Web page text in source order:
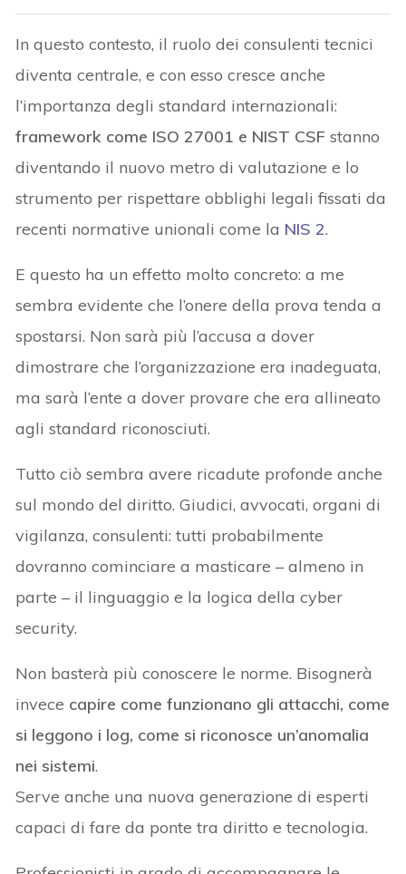
In questo contesto, il ruolo dei consulenti tecnici
diventa centrale, e con esso cresce anche
l’importanza degli standard internazionali:
framework come ISO 27001 e NIST CSF stanno
diventando il nuovo metro di valutazione e lo
strumento per rispettare obblighi legali fissati da
recenti normative unionali come la NIS 2.
E questo ha un effetto molto concreto: a me
sembra evidente che l’onere della prova tenda a
spostarsi. Non sarà più l’accusa a dover
dimostrare che l’organizzazione era inadeguata,
ma sarà l’ente a dover provare che era allineato
agli standard riconosciuti.
Tutto ciò sembra avere ricadute profonde anche
sul mondo del diritto. Giudici, avvocati, organi di
vigilanza, consulenti: tutti probabilmente
dovranno cominciare a masticare – almeno in
parte – il linguaggio e la logica della cyber
security.
Non basterà più conoscere le norme. Bisognerà
invece capire come funzionano gli attacchi, come
si leggono i log, come si riconosce un’anomalia
nei sistemi.
Serve anche una nuova generazione di esperti
capaci di fare da ponte tra diritto e tecnologia.